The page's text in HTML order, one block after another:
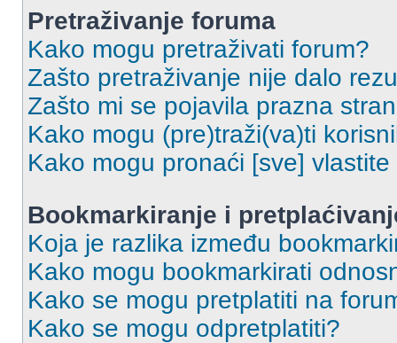
Pretraživanje foruma
Kako mogu pretraživati forum?
Zašto pretraživanje nije dalo
Zašto mi se pojavila prazna
Kako mogu (pre)traži(va)ti
Kako mogu pronaći [sve]
Bookmarkiranje i
Koja je razlika između
Kako mogu bookmarkirati
Kako se mogu pretplatiti na
Kako se mogu odpretplatiti?